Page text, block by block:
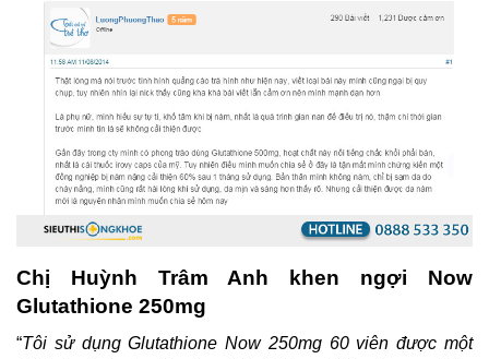
Chị Huỳnh Trâm Anh khen ngợi Now
Glutathione 250mg
“Tôi sử dụngGlutathione Now 250mg 60 viên được một